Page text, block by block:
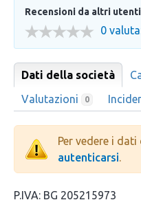
Recensioni da altri utenti
0
Dati della società
Valutazioni 0
Per vedere i
autenticarsi
P.IVA: BG 205215973